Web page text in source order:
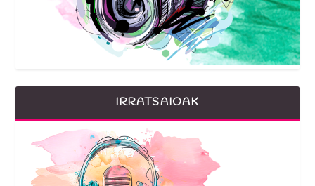
IRRATSAIOAK